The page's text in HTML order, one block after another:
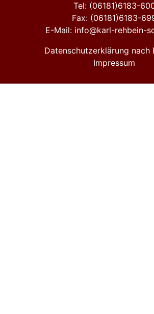
Tel: (06181)6183-
Fax: (06181)6183-
E-Mail: info@karl-rehbein-
Datenschutzerklärung nach
Impressum